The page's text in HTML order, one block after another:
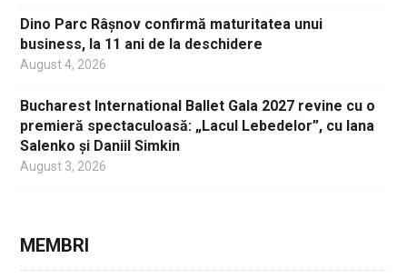
Dino Parc Râșnov confirmă maturitatea unui
business, la 11 ani de la deschidere
August 4, 2026
Bucharest International Ballet Gala 2027 revine cu o
premieră spectaculoasă: „Lacul Lebedelor”, cu Iana
Salenko și Daniil Simkin
August 3, 2026
MEMBRI